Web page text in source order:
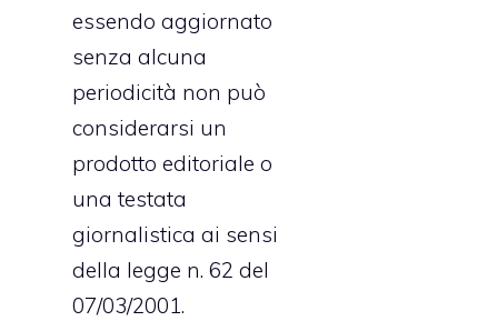
essendo aggiornato
senza alcuna
periodicità non può
considerarsi un
prodotto editoriale o
una testata
giornalistica ai sensi
della legge n. 62 del
07/03/2001.